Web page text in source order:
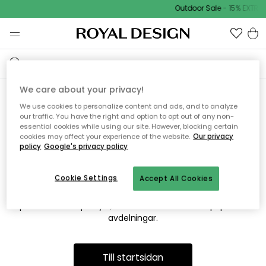
Outdoor Sale - 15%
Vi hittar tyvärr inte sidan du
söker
Detta kan bero på att sidan inte längre finns eller att den har
flyttats. Vi ber om ursäkt för besväret. I menyn ovan kan du
prova att söka på nytt, eller besöka en av våra populära
avdelningar.
Till startsidan
We care about your privacy!
We use cookies to personalize content and ads, and to analyze
our traffic. You have the right and option to opt out of any non-
essential cookies while using our site. However, blocking certain
cookies may affect your experience of the website. Our privacy
policy Google's privacy policy
Accept All Cookies
Cookie Settings